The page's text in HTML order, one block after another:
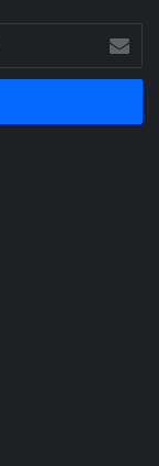
ادخل
بريدك
الإلكتروني